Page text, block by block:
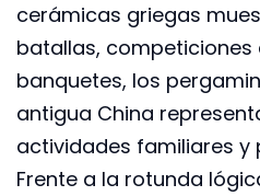
cerámicas griegas
batallas, competiciones
banquetes, los
antigua China
actividades familiares y
Frente a la rotunda